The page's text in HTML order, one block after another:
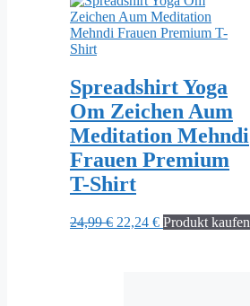
Spreadshirt Yoga
Om Zeichen Aum
Meditation Mehndi
Frauen Premium
T-Shirt
24,99€ Ursprünglicher
22,24 €Aktueller
Produkt kaufen